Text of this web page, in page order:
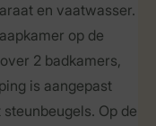
en vaatwasser.
op de
2 badkamers,
is aangepast
Op de